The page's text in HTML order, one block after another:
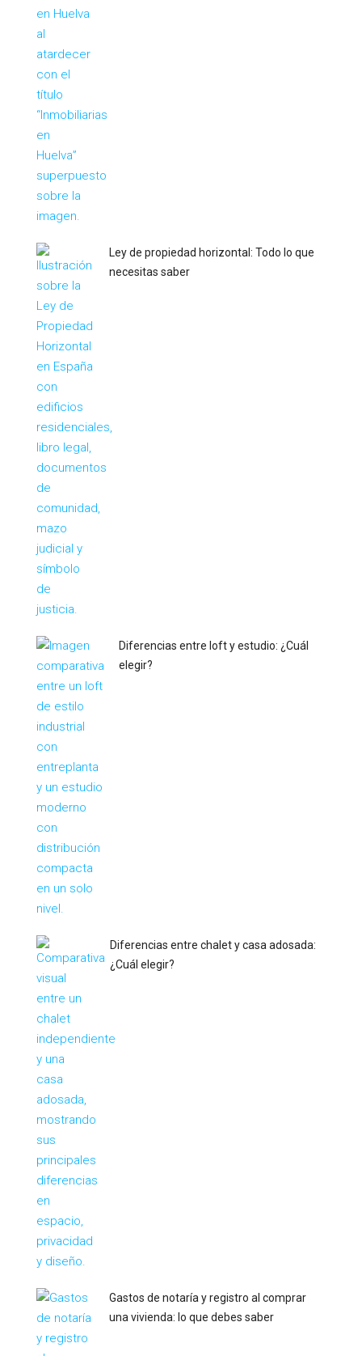
Ley de propiedad horizontal: Todo lo que
necesitas saber
Diferencias entre loft y estudio: ¿Cuál
elegir?
Diferencias entre chalet y casa adosada:
¿Cuál elegir?
Gastos de notaría y registro al comprar
una vivienda: lo que debes saber